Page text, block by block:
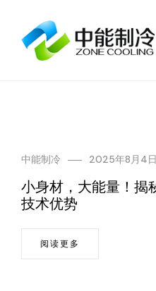
中能制冷 2025年8月4日
小身材，大能量！揭
技术优势
阅读更多